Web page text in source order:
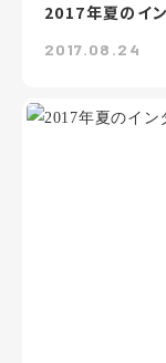
2017年夏のイ
2017.08.24